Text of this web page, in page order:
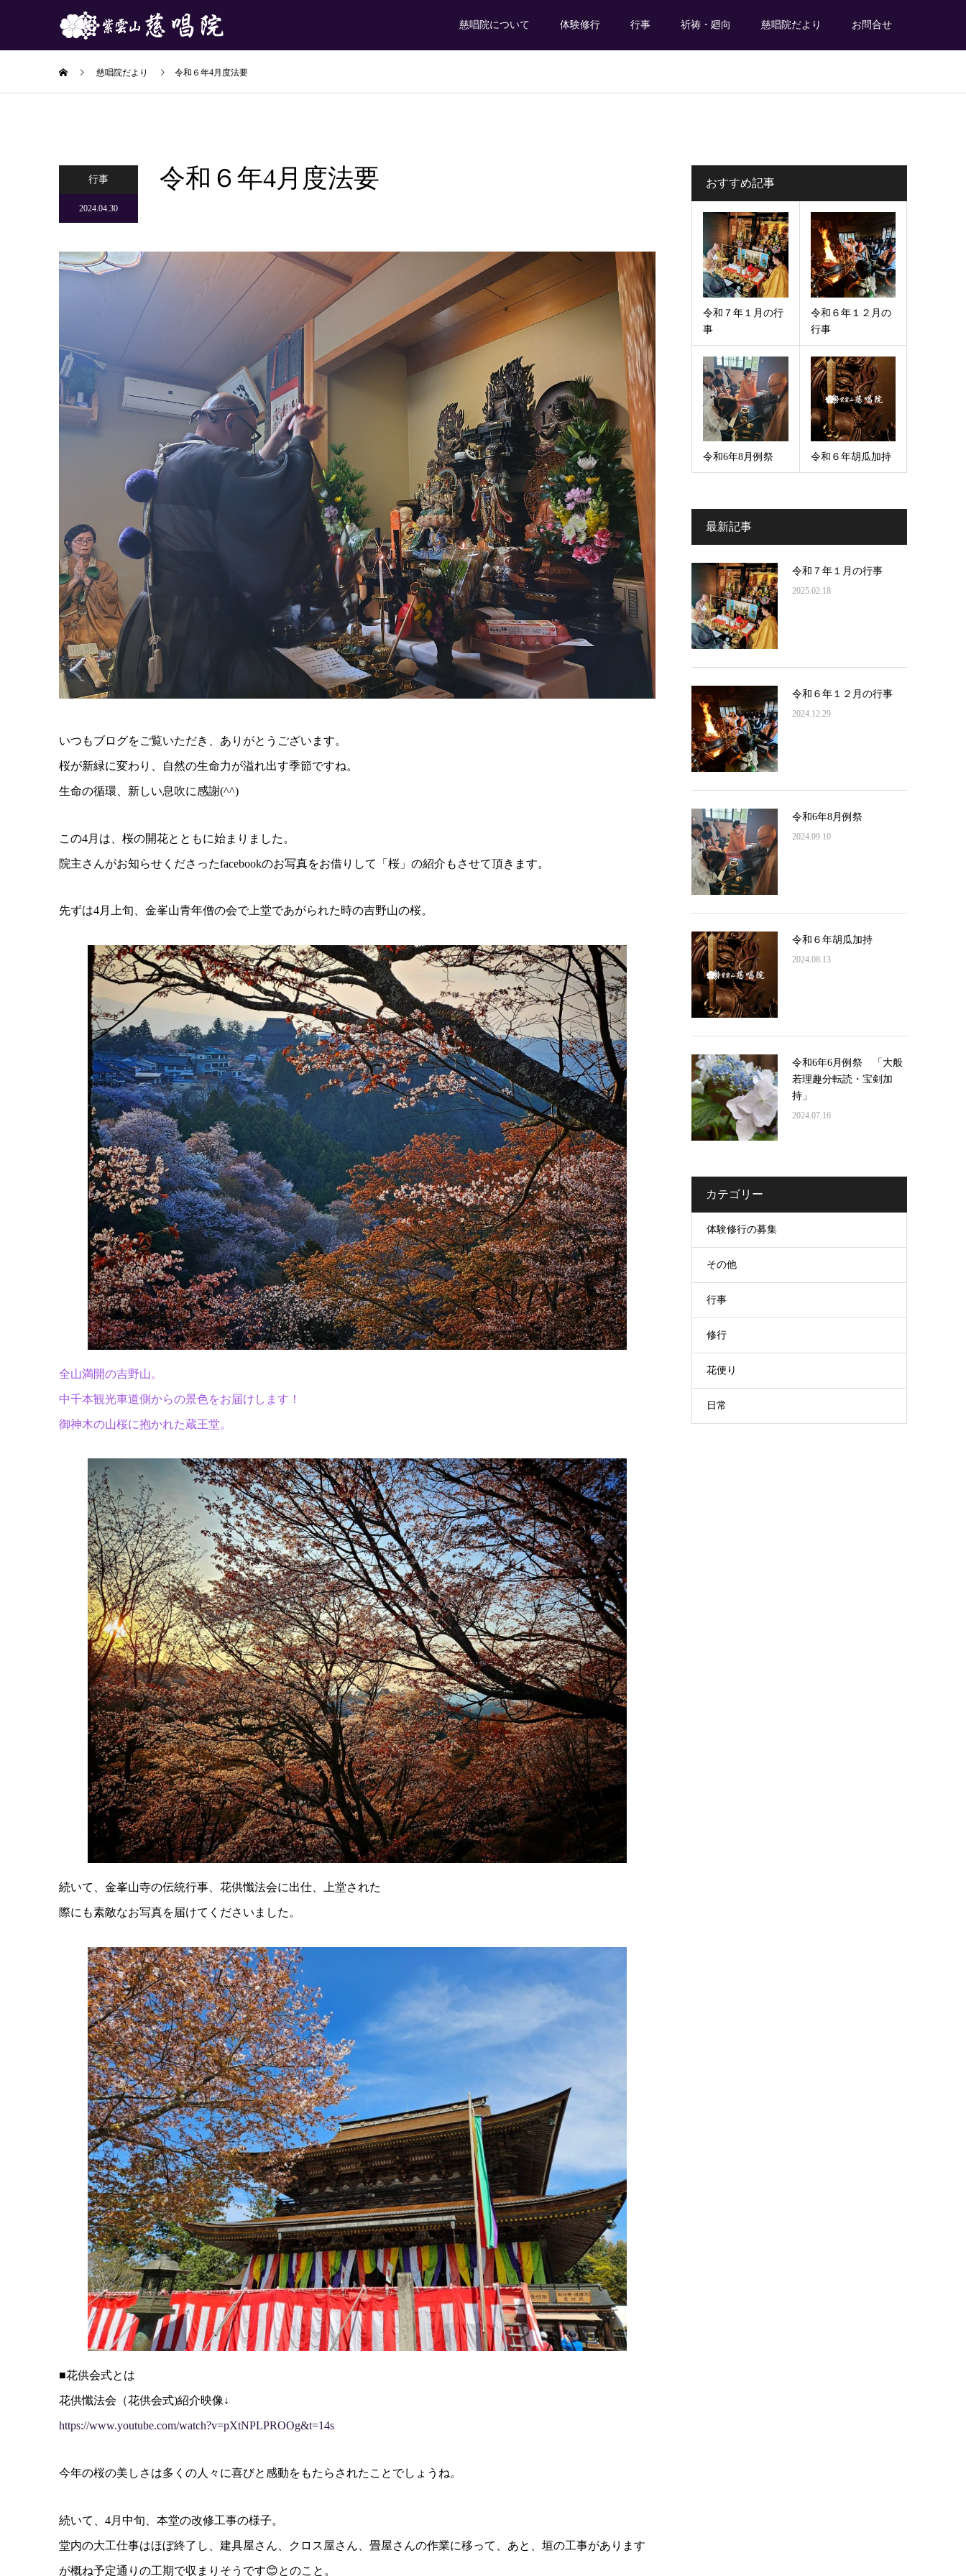
慈唱院について 体験修行 行事 祈祷・廻向 慈唱院だより お問合せ
慈唱院だより 令和６年4月度法要
行事
2024.04.30
令和６年4月度法要
いつもブログをご覧いただき、ありがとうございます。
桜が新緑に変わり、自然の生命力が溢れ出す季節ですね。
生命の循環、新しい息吹に感謝(^^)
この4月は、桜の開花とともに始まりました。
院主さんがお知らせくださったfacebookのお写真をお借りして「桜」の紹介もさせて頂きます。
先ずは4月上旬、金峯山青年僧の会で上堂であがられた時の吉野山の桜。
全山満開の吉野山。
中千本観光車道側からの景色をお届けします！
御神木の山桜に抱かれた蔵王堂。
続いて、金峯山寺の伝統行事、花供懺法会に出仕、上堂された
際にも素敵なお写真を届けてくださいました。
■花供会式とは
花供懺法会（花供会式)紹介映像↓
https://www.youtube.com/watch?v=pXtNPLPROOg&t=14s
今年の桜の美しさは多くの人々に喜びと感動をもたらされたことでしょうね。
続いて、4月中旬、本堂の改修工事の様子。
堂内の大工仕事はほぼ終了し、建具屋さん、クロス屋さん、畳屋さんの作業に移って、あと、垣の工事があります
が概ね予定通りの工期で収まりそうです😊とのこと。
おすすめ記事
令和７年１月の行
事
令和６年１２月の
行事
令和6年8月例祭 令和６年胡瓜加持
最新記事
令和７年１月の行事
2025.02.18
令和６年１２月の行事
2024.12.29
令和6年8月例祭
2024.09.10
令和６年胡瓜加持
2024.08.13
令和6年6月例祭 「大般
若理趣分転読・宝剣加
持」
2024.07.16
カテゴリー
体験修行の募集
その他
行事
修行
花便り
日常